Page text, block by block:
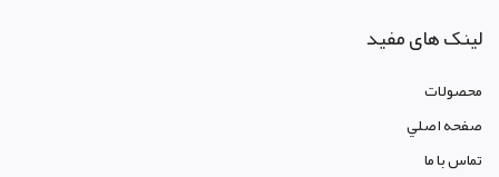
لینک های مفید
محصولات
صفحه اصلي
تماس با ما